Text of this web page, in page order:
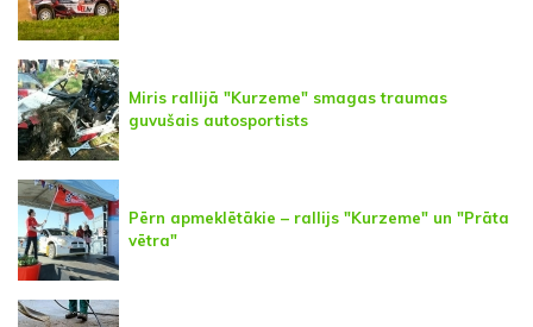
Miris rallijā "Kurzeme" smagas traumas
guvušais autosportists
Pērn apmeklētākie – rallijs "Kurzeme" un "Prāta
vētra"